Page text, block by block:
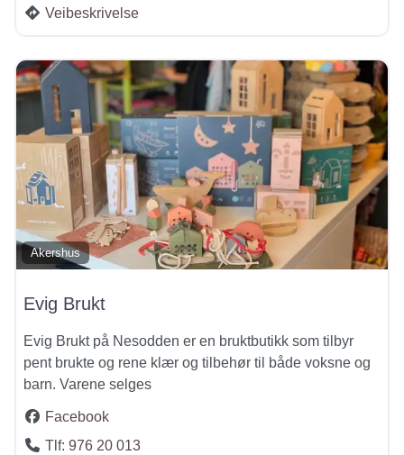
Veibeskrivelse
Akershus
Evig Brukt
Evig Brukt på Nesodden er en bruktbutikk som tilbyr
pent brukte og rene klær og tilbehør til både voksne og
barn. Varene selges
Facebook
Tlf: 976 20 013